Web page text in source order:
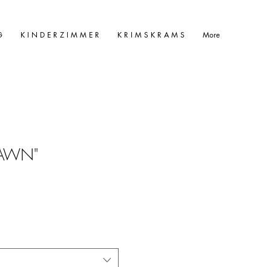
K I N D E R Z I M M E R K R I M S K R A M S More